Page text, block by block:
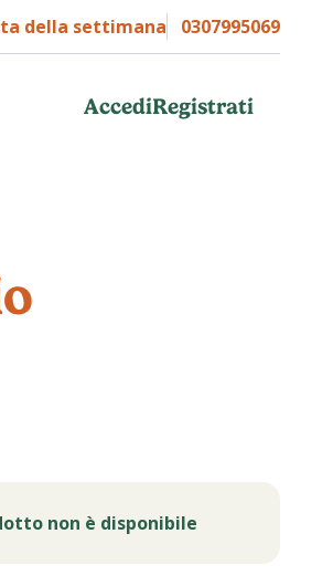
della settimana 0307995069
AccediRegistrati
non è disponibile